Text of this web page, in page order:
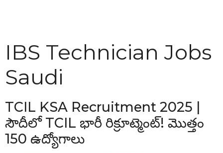
IBS Technician Jobs
Saudi
TCIL KSA Recruitment 2025 |
సౌదీలో TCIL భారీ రిక్రూట్మెంట్! మొత్తం
150 ఉద్యోగాలు